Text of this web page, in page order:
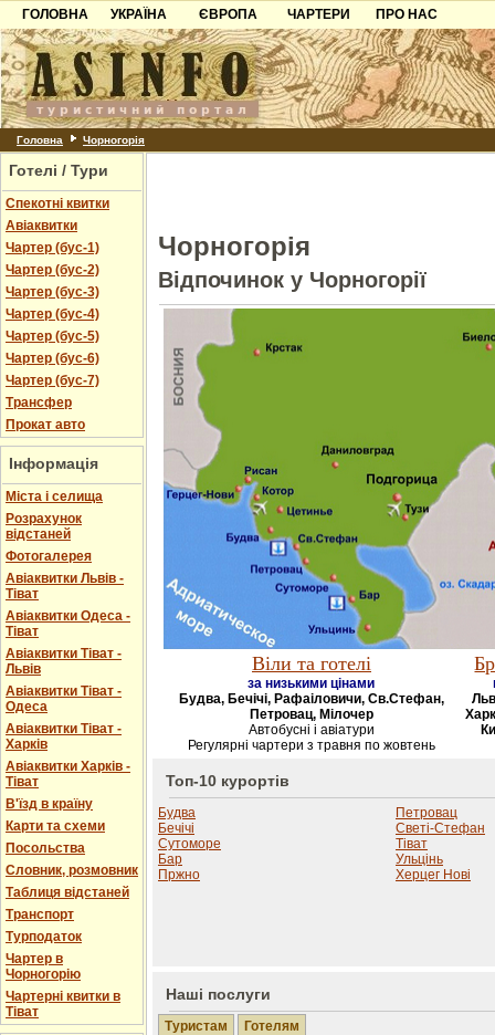
ГОЛОВНА
УКРАЇНА
Карпати
Азов
Причорноморря
Шацьк
ЄВРОПА
Чорногорія
Хорватія
Болгарія
ЧАРТЕРИ
ПРО НАС
Контакти
Партнерам
Додати готель
Головна Чорногорія
Готелі / Тури
Спекотні квитки
Авіаквитки
Чартер (бус-1)
Чартер (бус-2)
Чартер (бус-3)
Чартер (бус-4)
Чартер (бус-5)
Чартер (бус-6)
Чартер (бус-7)
Трансфер
Прокат авто
Інформація
Міста і селища
Розрахунок
відстаней
Фотогалерея
Авіаквитки Львів -
Тіват
Авіаквитки Одеса -
Тіват
Авіаквитки Тіват -
Львів
Авіаквитки Тіват -
Одеса
Авіаквитки Тіват -
Харків
Авіаквитки Харків -
Тіват
В'їзд в країну
Карти та схеми
Посольства
Словник, розмовник
Таблиця відстаней
Транспорт
Турподаток
Чартер в
Чорногорію
Чартерні квитки в
Тіват
Чорногорія
Відпочинок у Чорногорії
Віли та готелі
за низькими цінами
Будва, Бечічі, Рафаіловичи, Св.Стефан,
Петровац, Мілочер
Автобусні і авіатури
Регулярні чартери з травня по жовтень
Топ-10 курортів
Будва
Бечічі
Сутоморе
Бар
Пржно
Петровац
Светі-Стефан
Тіват
Ульцінь
Херцег Нові
Наші послуги
Туристам Готелям